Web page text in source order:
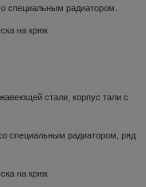
специальным радиатором.
на крюк
стали, корпус тали с
специальным радиатором, ряд
на крюк